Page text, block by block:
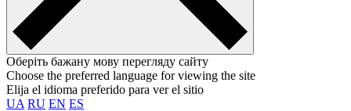
Оберіть бажану мову перегляду сайту
Choose the preferred language for viewing the site
Elija el idioma preferido para ver el sitio
UA RU EN ES